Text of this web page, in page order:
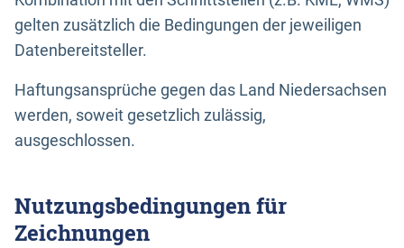
gelten zusätzlich die Bedingungen der jeweiligen
Datenbereitsteller.
Haftungsansprüche gegen das Land Niedersachsen
werden, soweit gesetzlich zulässig,
ausgeschlossen.
Nutzungsbedingungen für
Zeichnungen